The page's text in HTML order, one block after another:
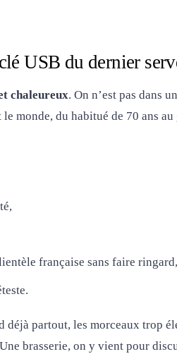
USB du dernier
chaleureux. On n’est pas dans
monde, du habitué de 70 ans au
française sans faire ringard,
déjà partout, les morceaux trop
brasserie, on y vient pour